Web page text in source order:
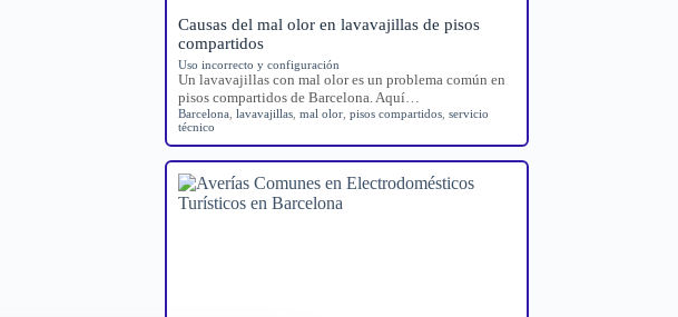
Causas del mal olor en lavavajillas de pisos
compartidos
Uso incorrecto y configuración
Un lavavajillas con mal olor es un problema común en
pisos compartidos de Barcelona. Aquí…
Barcelona ,lavavajillas ,mal olor ,pisos compartidos ,servicio
técnico